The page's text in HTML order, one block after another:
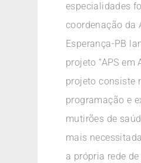
especialidades
coordenação da
Esperança-PB
projeto “APS em
projeto consiste
programação e
mutirões de
mais
a própria rede